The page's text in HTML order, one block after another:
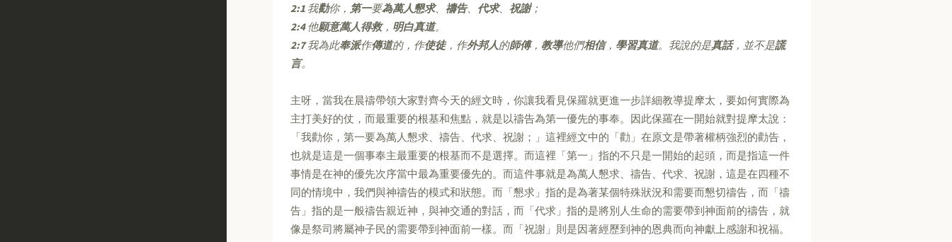
2:1 我勸你， 第一要為萬人懇求、 禱告、 代求、 祝謝；
2:4他願意萬人得救， 明白真道。
2:7我為此奉派作傳道的，作使徒，作外邦人的師傅， 教導他們相信， 學習真道。我說的是真話，並不是謊
言。
主呀，當我在晨禱帶領大家對齊今天的經文時，你讓我看見保羅就更進一步詳細教導提摩太，要如何實際為
主打美好的仗，而最重要的根基和焦點，就是以禱告為第一優先的事奉。因此保羅在一開始就對提摩太說：
「我勸你，第一要為萬人懇求、禱告、代求、祝謝；」這裡經文中的「勸」在原文是帶著權柄強烈的勸告，
也就是這是一個事奉主最重要的根基而不是選擇。而這裡「第一」指的不只是一開始的起頭，而是指這一件
事情是在神的優先次序當中最為重要優先的。而這件事就是為萬人懇求、禱告、代求、祝謝，這是在四種不
同的情境中，我們與神禱告的模式和狀態。而「懇求」指的是為著某個特殊狀況和需要而懇切禱告，而「禱
告」指的是一般禱告親近神，與神交通的對話，而「代求」指的是將別人生命的需要帶到神面前的禱告，就
像是祭司將屬神子民的需要帶到神面前一樣。而「祝謝」則是因著經歷到神的恩典而向神獻上感謝和祝福。